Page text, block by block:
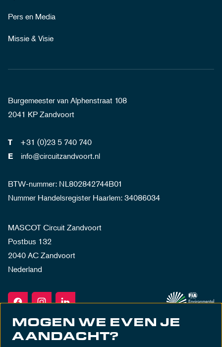
Pers en Media
Missie & Visie
Burgemeester van Alphenstraat 108
2041 KP Zandvoort
T +31 (0)23 5 740 740
E info@circuitzandvoort.nl
BTW-nummer: NL802842744B01
Nummer Handelsregister Haarlem: 34086034
MASCOT Circuit Zandvoort
Postbus 132
2040 AC Zandvoort
Nederland
MOGEN WE EVEN JE
AANDACHT?